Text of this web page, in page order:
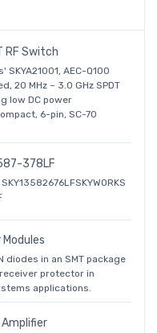
RF Switch
AEC-Q100
20 MHz – 3.0 GHz SPDT
low DC power
6-pin, SC-70
378LF
Modules
diodes in an SMT package
protector in
applications.
Amplifier